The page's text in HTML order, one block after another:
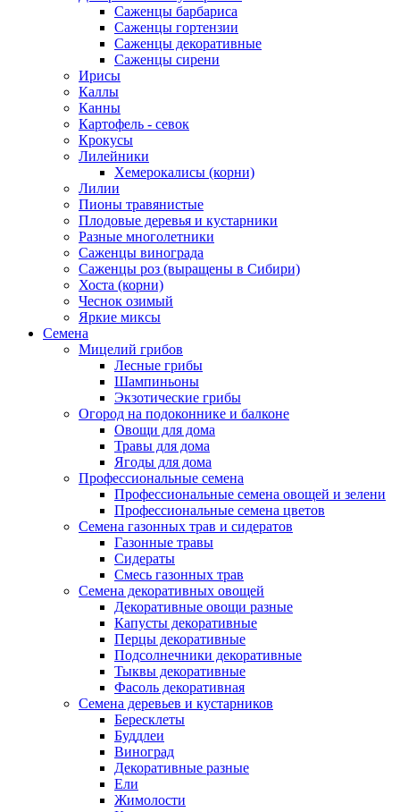
Саженцы барбариса
Саженцы гортензии
Саженцы декоративные
Саженцы сирени
Ирисы
Каллы
Канны
Картофель - севок
Крокусы
Лилейники
Хемерокалисы (корни)
Лилии
Пионы травянистые
Плодовые деревья и кустарники
Разные многолетники
Саженцы винограда
Саженцы роз (выращены в Сибири)
Хоста (корни)
Чеснок озимый
Яркие миксы
Семена
Мицелий грибов
Лесные грибы
Шампиньоны
Экзотические грибы
Огород на подоконнике и балконе
Овощи для дома
Травы для дома
Ягоды для дома
Профессиональные семена
Профессиональные семена овощей и зелени
Профессиональные семена цветов
Семена газонных трав и сидератов
Газонные травы
Сидераты
Смесь газонных трав
Семена декоративных овощей
Декоративные овощи разные
Капусты декоративные
Перцы декоративные
Подсолнечники декоративные
Тыквы декоративные
Фасоль декоративная
Семена деревьев и кустарников
Бересклеты
Буддлеи
Виноград
Декоративные разные
Ели
Жимолости